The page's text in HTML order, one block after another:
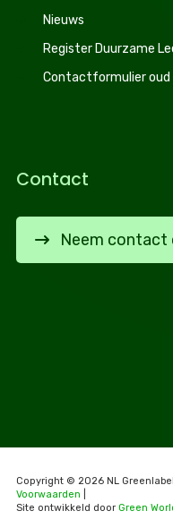
Nieuws
Register Duurzame
Contactformulier oud
Contact
Neem contact
Copyright © 2026 NL Greenlabel
Voorwaarden
Site ontwikkeld door Green